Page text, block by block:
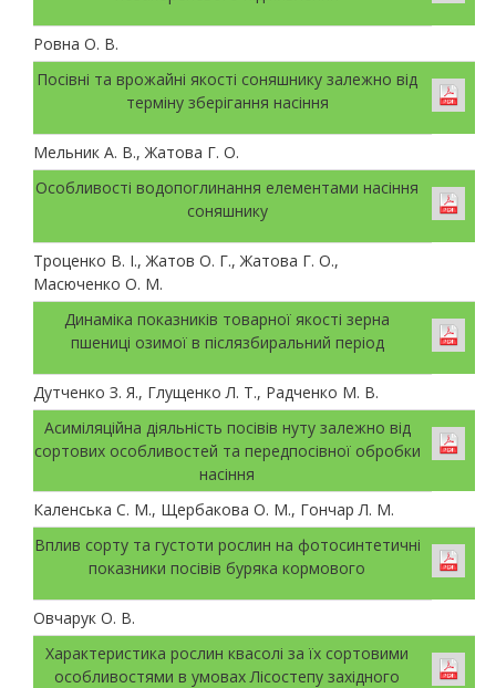
Ровна О. В.
Посівні та врожайні якості соняшнику залежно від
терміну зберігання насіння
Мельник A. В., Жатова Г. О.
Особливості водопоглинання елементами насіння
соняшнику
Троценко В. І., Жатов О. Г., Жатова Г. О.,
Масюченко О. М.
Динаміка показників товарної якості зерна
пшениці озимої в післязбиральний період
Дутченко З. Я., Глущенко Л. Т., Радченко М. В.
Асиміляційна діяльність посівів нуту залежно від
сортових особливостей та передпосівної обробки
насіння
Каленська С. М., Щербакова О. М., Гончар Л. М.
Вплив сорту та густоти рослин на фотосинтетичні
показники посівів буряка кормового
Овчарук О. В.
Характеристика рослин квасолі за їх сортовими
особливостями в умовах Лісостепу західного